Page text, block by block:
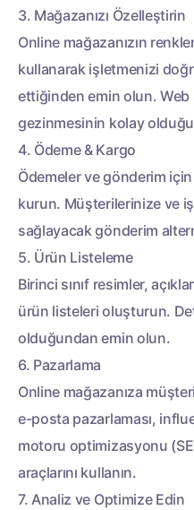
3. Mağazanızı Özelleştirin
Online mağazanızın
kullanarak işletmenizi
ettiğinden emin olun. Web
gezinmesinin kolay
4. Ödeme & Kargo
Ödemeler ve gönderim
kurun. Müşterilerinize ve
sağlayacak gönderim
5. Ürün Listeleme
Birinci sınıf resimler,
ürün listeleri oluşturun.
olduğundan emin olun.
6. Pazarlama
Online mağazanıza
e-posta pazarlaması,
motoru optimizasyonu
araçlarını kullanın.
7. Analiz ve Optimize Edin